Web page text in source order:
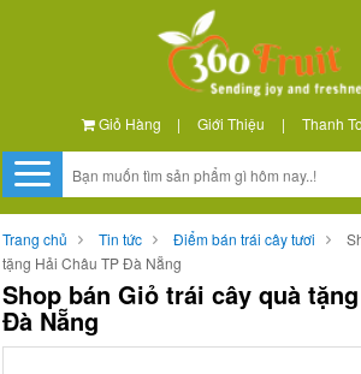
Giỏ Hàng | Giới Thiệu | Thanh
Trang chủ Tin tức Điểm bán trái cây tươi
tặng Hải Châu TP Đà Nẵng
Shop bán Giỏ trái cây quà
Đà Nẵng